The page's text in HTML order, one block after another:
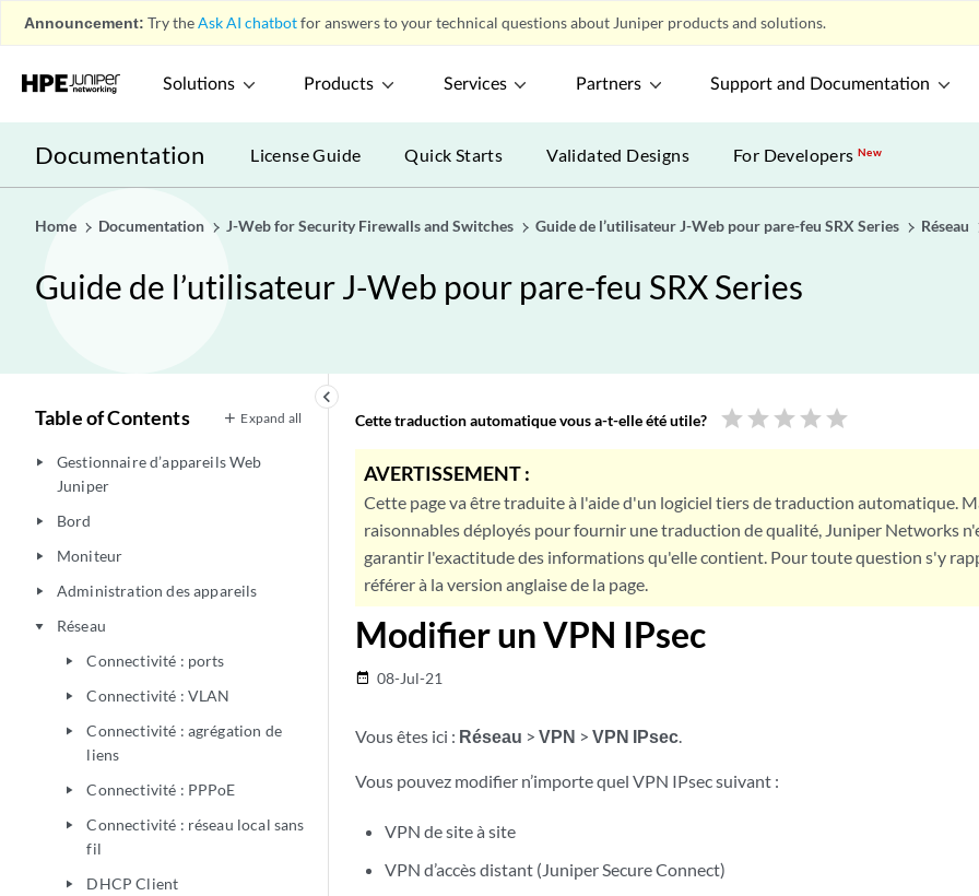
Announcement: Try theAsk AI chatbotfor answers to your technical questions about Juniper products and solutions.
Solutions Products Services Partners Support and Documentation
Documentation License Guide Quick Starts Validated Designs For DevelopersNew
Home Documentation J-Web for Security Firewalls and Switches Guide de l’utilisateur J-Web pour pare-feu SRX Series Réseau
Guide de l’utilisateur J-Web pour pare-feu SRX Series
keyboard_arrow_left
Table of Contents Expand all
play_arrow
Gestionnaire d’appareils Web
Juniper
play_arrow Bord
play_arrow Moniteur
play_arrow Administration des appareils
play_arrow Réseau
play_arrow Connectivité : ports
play_arrow Connectivité : VLAN
play_arrow
Connectivité : agrégation de
liens
play_arrow Connectivité : PPPoE
play_arrow
Connectivité : réseau local sans
fil
play_arrow DHCP Client
Cette traduction automatique vous a-t-elle été utile? star star star star star
AVERTISSEMENT :
Cette page va être traduite à l'aide d'un logiciel tiers de traduction automatique.
raisonnables déployés pour fournir une traduction de qualité, Juniper Networks
garantir l'exactitude des informations qu'elle contient. Pour toute question s'y
référer à la version anglaise de la page.
Modifier un VPN IPsec
date_range 08-Jul-21
Vous êtes ici : Réseau > VPN > VPN IPsec.
Vous pouvez modifier n’importe quel VPN IPsec suivant :
VPN de site à site
VPN d’accès distant (Juniper Secure Connect)